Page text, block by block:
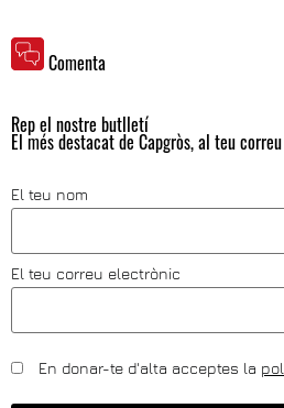
Comenta
Rep el nostre butlletí
El més destacat de Capgròs, al teu
El teu nom
El teu correu electrònic
En donar-te d'alta acceptes la